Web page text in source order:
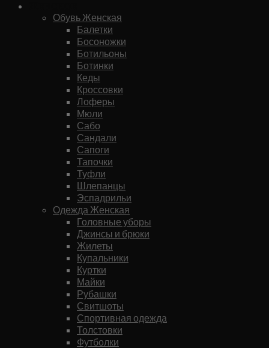
Обувь Женская
Балетки
Босоножки
Ботильоны
Ботинки
Кеды
Кроссовки
Лоферы
Мюли
Сабо
Сандали
Сапоги
Тапочки
Туфли
Шлепанцы
Эспадрильи
Одежда Женская
Головные уборы
Джинсы и брюки
Жилеты
Купальники
Куртки
Майки
Рубашки
Свитшоты
Спортивная одежда
Толстовки
Футболки